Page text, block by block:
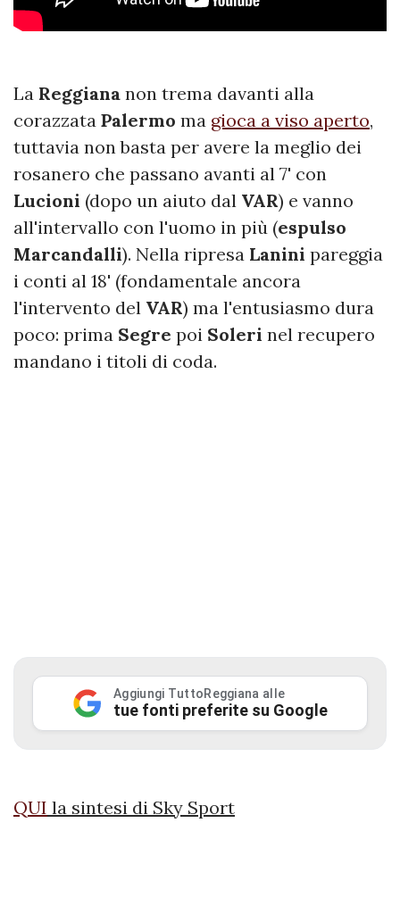
La Reggiana non trema davanti alla
corazzata Palermo ma gioca a viso aperto,
tuttavia non basta per avere la meglio dei
rosanero che passano avanti al 7' con
Lucioni (dopo un aiuto dal VAR) e vanno
all'intervallo con l'uomo in più (espulso
Marcandalli). Nella ripresa Lanini pareggia
i conti al 18' (fondamentale ancora
l'intervento del VAR) ma l'entusiasmo dura
poco: prima Segre poi Soleri nel recupero
mandano i titoli di coda.
Aggiungi TuttoReggiana alle
tue fonti preferite su Google
QUI la sintesi di Sky Sport